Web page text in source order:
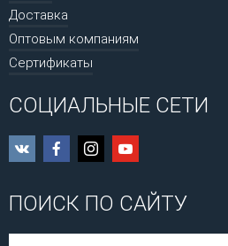
Доставка
Оптовым компаниям
Сертификаты
СОЦИАЛЬНЫЕ СЕТИ
ПОИСК ПО САЙТУ